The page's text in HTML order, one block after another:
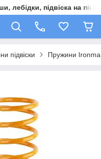
підвіска на пікап
підвіски Пружини